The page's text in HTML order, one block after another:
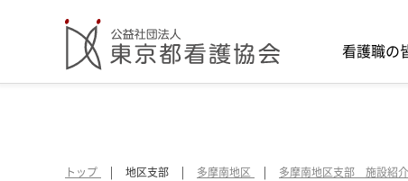
看護職の
トップ 地区支部 多摩南地区 多摩南地区支部 施設紹介